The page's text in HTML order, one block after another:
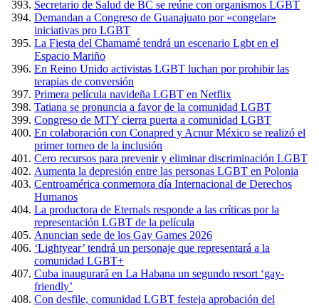
Secretario de Salud de BC se reúne con organismos LGBT
Demandan a Congreso de Guanajuato por «congelar»
iniciativas pro LGBT
La Fiesta del Chamamé tendrá un escenario Lgbt en el
Espacio Mariño
En Reino Unido activistas LGBT luchan por prohibir las
terapias de conversión
Primera película navideña LGBT en Netflix
Tatiana se pronuncia a favor de la comunidad LGBT
Congreso de MTY cierra puerta a comunidad LGBT
En colaboración con Conapred y Acnur México se realizó el
primer torneo de la inclusión
Cero recursos para prevenir y eliminar discriminación LGBT
Aumenta la depresión entre las personas LGBT en Polonia
Centroamérica conmemora día Internacional de Derechos
Humanos
La productora de Eternals responde a las críticas por la
representación LGBT de la película
Anuncian sede de los Gay Games 2026
‘Lightyear’ tendrá un personaje que representará a la
comunidad LGBT+
Cuba inaugurará en La Habana un segundo resort ‘gay-
friendly’
Con desfile, comunidad LGBT festeja aprobación del